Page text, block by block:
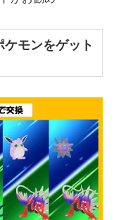
モンをゲット